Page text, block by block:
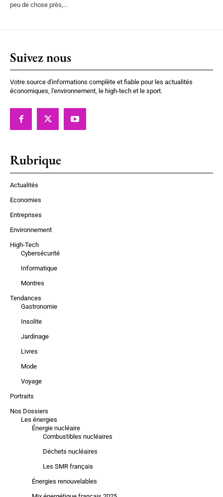
peu de chose près,...
Suivez nous
Votre source d'informations complète et fiable pour les actualités
économiques, l'environnement, le high-tech et le sport.
Rubrique
Actualités
Economies
Entreprises
Environnement
High-Tech
Cybersécurité
Informatique
Montres
Tendances
Gastronomie
Insolite
Jardinage
Livres
Mode
Voyage
Portraits
Nos Dossiers
Les énergies
Énergie nucléaire
Combustibles nucléaires
Déchets nucléaires
Les SMR français
Énergies renouvelables